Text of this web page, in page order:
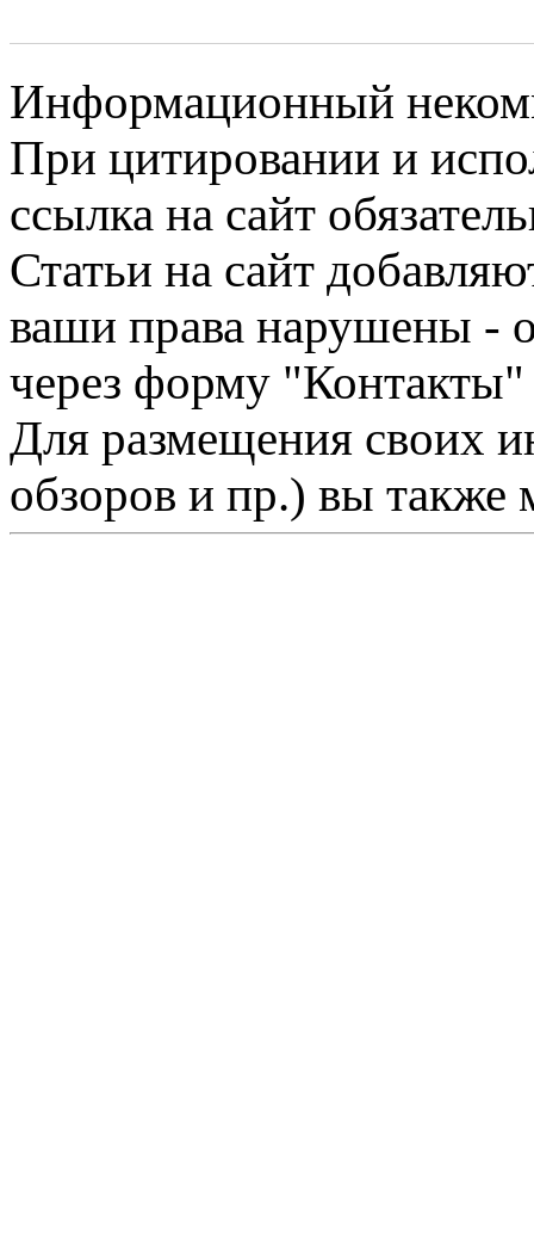
Информационный
При цитировании и
ссылка на сайт
Статьи на сайт
ваши права нарушены -
через форму "Контакты"
Для размещения своих
обзоров и пр.) вы также